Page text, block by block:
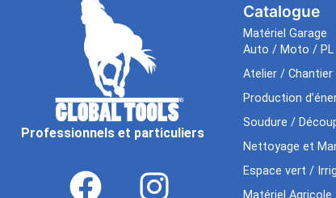
Professionnels et particuliers
Catalogue
Matériel Garage
Auto / Moto / PL
Atelier / Chantier
Production
Soudure /
Nettoyage et
Espace vert /
Matériel Agricole